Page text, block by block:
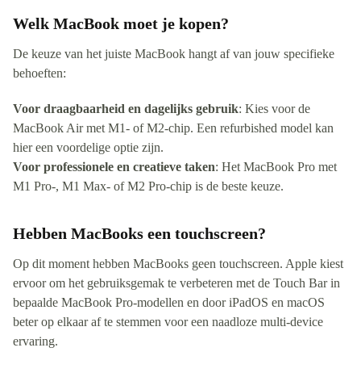
Welk MacBook moet je kopen?
De keuze van het juiste MacBook hangt af van jouw specifieke
behoeften:
Voor draagbaarheid en dagelijks gebruik: Kies voor de
MacBook Air met M1- of M2-chip. Een refurbished model kan
hier een voordelige optie zijn.
Voor professionele en creatieve taken: Het MacBook Pro met
M1 Pro-, M1 Max- of M2 Pro-chip is de beste keuze.
Hebben MacBooks een touchscreen?
Op dit moment hebben MacBooks geen touchscreen. Apple kiest
ervoor om het gebruiksgemak te verbeteren met de Touch Bar in
bepaalde MacBook Pro-modellen en door iPadOS en macOS
beter op elkaar af te stemmen voor een naadloze multi-device
ervaring.